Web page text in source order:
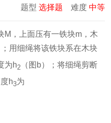
题型 选择题 难度 中等
M，上面压有一铁块m，木
；用细绳将该铁块系在木块
为h2 （图b）；将细绳剪断
h3为